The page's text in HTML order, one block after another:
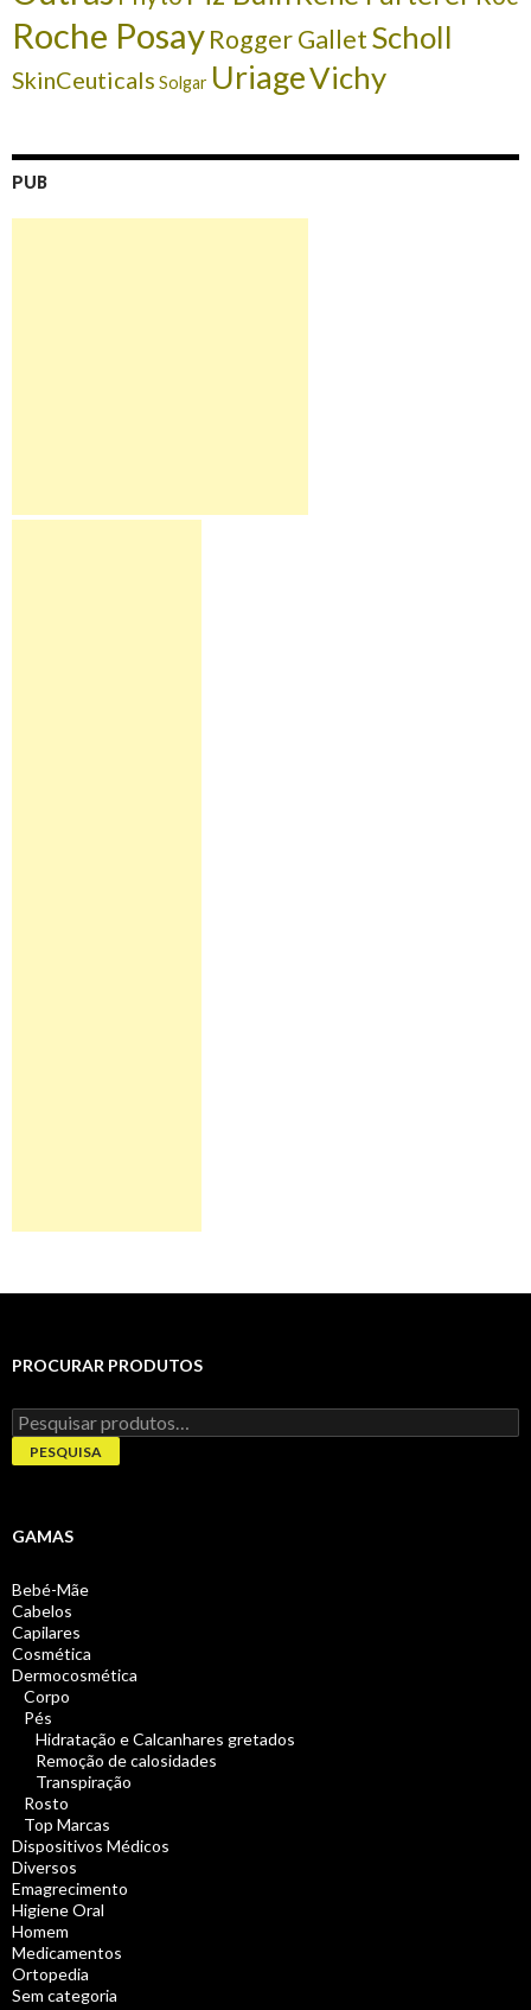
Roche PosayRogger GalletScholl
SkinCeuticals Solgar UriageVichy
PUB
PROCURAR PRODUTOS
Pesquisar
por:
PESQUISA
GAMAS
Bebé-Mãe
Cabelos
Capilares
Cosmética
Dermocosmética
Corpo
Pés
Hidratação e Calcanhares gretados
Remoção de calosidades
Transpiração
Rosto
Top Marcas
Dispositivos Médicos
Diversos
Emagrecimento
Higiene Oral
Homem
Medicamentos
Ortopedia
Sem categoria